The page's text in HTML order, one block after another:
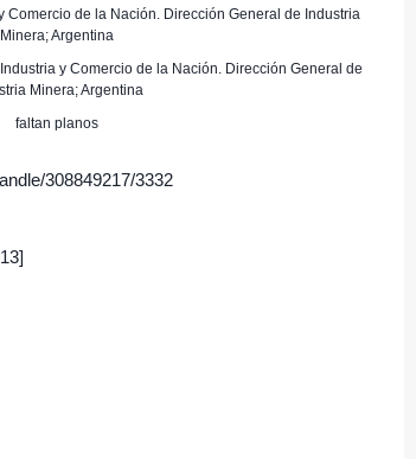
Comercio de la Nación. Dirección General de Industria
Minera; Argentina
y Comercio de la Nación. Dirección General de
Minera; Argentina
faltan planos
308849217/3332